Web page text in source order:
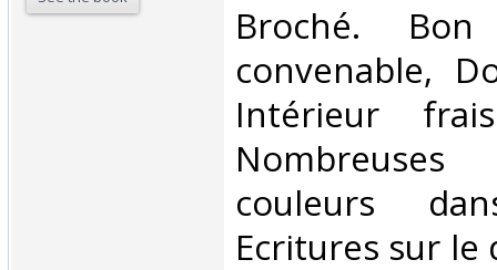
Broché.
convenable,
Intérieur
couleurs
Ecritures sur le